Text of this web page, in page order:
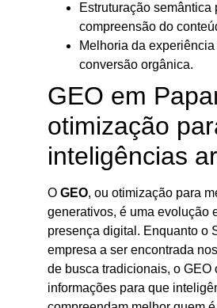
Estruturação semântica
compreensão do
Melhoria da
conversão orgânica.
GEO em
otimização
inteligências
O GEO, ou otimização para
generativos, é uma evolução
presença digital. Enquanto o
empresa a ser encontrada
de busca tradicionais, o GEO
informações para que